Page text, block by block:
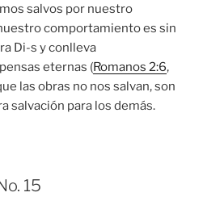
salvos por nuestro
comportamiento es sin
Di-s y conlleva
eternas (Romanos 2:6,
las obras no nos salvan, son
salvación para los demás.
15